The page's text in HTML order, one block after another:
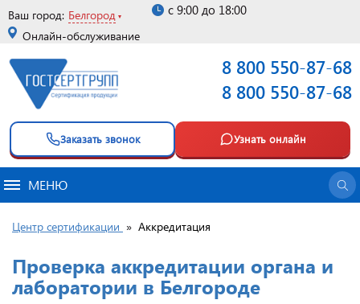
Ваш город: Белгород
Онлайн-обслуживание
с 9:00 до 18:00
8 800 550-87-68
8 800 550-87-68
Заказать звонок Узнать онлайн
МЕНЮ
Центр сертификации » Аккредитация
Проверка аккредитации органа и
лаборатории в Белгороде